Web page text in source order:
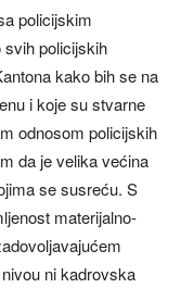
policijskim
policijskih
kako bih se na
i koje su stvarne
odnosom policijskih
da je velika većina
se susreću. S
materijalno-
ni kadrovska